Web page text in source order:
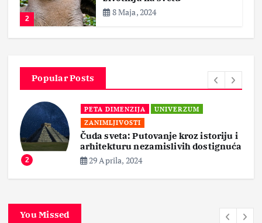
2
8 Maja, 2024
Popular Posts
2
PETA DIMENZIJA
UNIVERZUM
ZANIMLJIVOSTI
Čuda sveta: Putovanje kroz istoriju i
arhitekturu nezamislivih dostignuća
29 Aprila, 2024
You Missed